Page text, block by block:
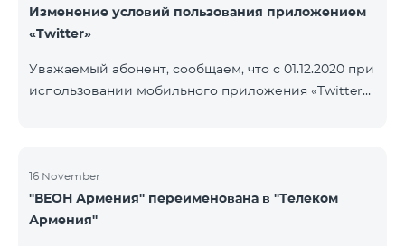
Изменение условий пользования приложением
«Twitter»
Уважаемый абонент, сообщаем, что с 01.12.2020 при
использовании мобильного приложения «Twitter»
с данного остатка․ После исчерпания которого
дальнейшая тарификация будет осуществляться
согласно условиям вашего тарифного плана.
16 November
''ВЕОН Армения'' переименована в ''Телеком
Армения''